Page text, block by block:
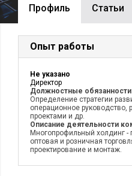
Профиль Cтатьи
Опыт работы
Не указано
Директор
Должностные
Определение стратегии
операционное руководство,
проектами и др.
Описание деятельности
Многопрофильный холдинг -
оптовая и розничная
проектирование и монтаж.